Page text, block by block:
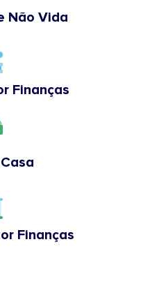
Não Vida
Finanças
Finanças